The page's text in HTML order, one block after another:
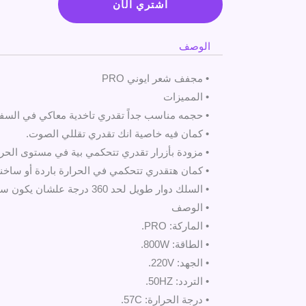
الويفي
اتنين
في
واحد
الجديدة
اشتري الآن
الوصف
• مجفف شعر ايوني PRO
• المميزات
• حجمه مناسب جداً تقدري تاخدية معاكي في
• كمان فيه خاصية انك تقدري تقللي الصوت.
• مزودة بأزرار تقدري تتحكمي بية في مستوى
• كمان هتقدري تتحكمي في الحرارة باردة أو
• السلك دوار طويل لحد 360 درجة علشان يكون سهل الإستخدام.
• الوصف
• الماركة: PRO.
• الطاقة: 800W.
• الجهد: 220V.
• التردد: 50HZ.
• درجة الحرارة: 57C.